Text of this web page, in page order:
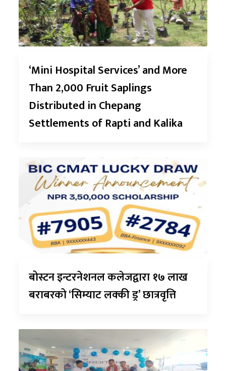
‘Mini Hospital Services’ and More
Than 2,000 Fruit Saplings
Distributed in Chepang
Settlements of Rapti and Kalika
बोस्टन इन्टरनेशनल कलेजद्वारा १७ लाख
बराबरको ‘सिम्याट लक्की ड्र’ छात्रवृत्ति